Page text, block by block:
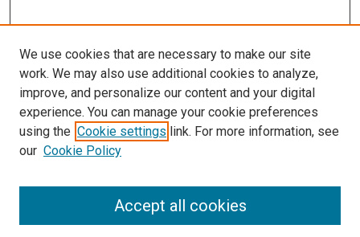
We use cookies that are necessary to make our site
work. We may also use additional cookies to analyze,
improve, and personalize our content and your digital
experience. You can manage your cookie preferences
using the Cookie settings link. For more information, see
our Cookie Policy
Accept all cookies